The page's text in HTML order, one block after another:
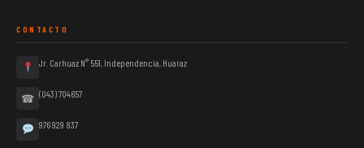
CONTACTO
Jr. Carhuaz N° 551, Independencia, Huaraz
☎ (043) 704657
976 929 837